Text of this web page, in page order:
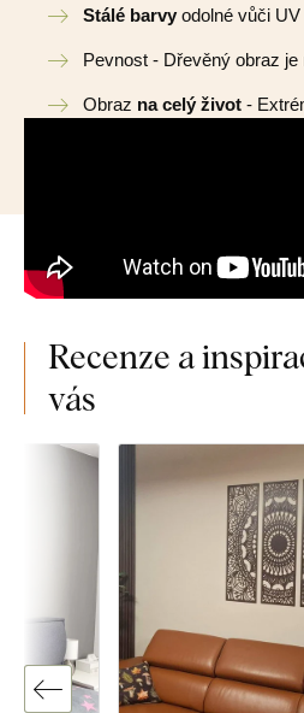
Stálé barvy odolné vůči
Pevnost - Dřevěný obraz je
Obraz na celý život -
Recenze a
vás